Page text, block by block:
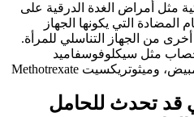
مثل أمراض الغدة الدرقية على
التي يكونها الجهاز
من الجهاز التناسلي للمرأة.
مثل سيكلوفوسفاميد
Cyclophosphamide الذي يدمر المبيض، وميثوتريكسيت Methotrexate
قد تحدث للحامل